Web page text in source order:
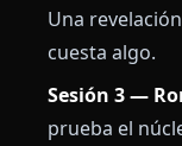
Una
cuesta algo.
Sesión 3 —
prueba el